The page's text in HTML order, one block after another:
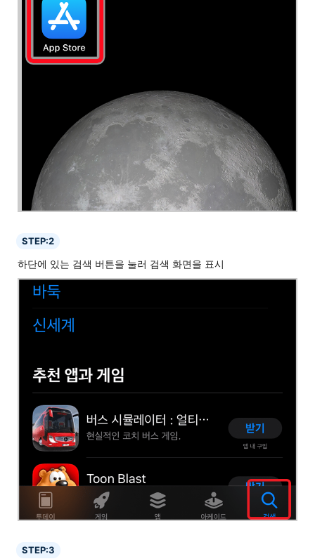
STEP:2
하단에 있는 검색 버튼을 눌러 검색 화면을 표시
STEP:3